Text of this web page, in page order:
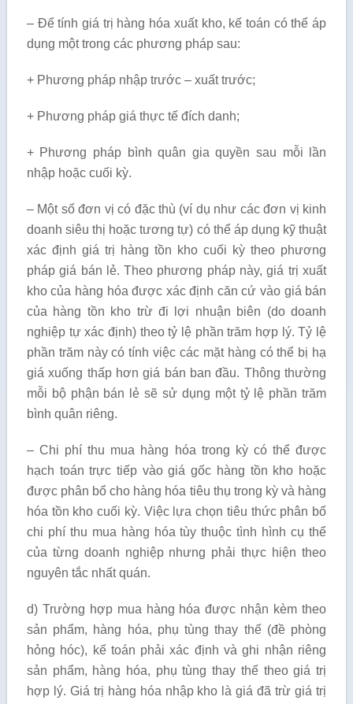
– Để tính giá trị hàng hóa xuất kho, kế toán có thể áp
dụng một trong các phương pháp sau:
+ Phương pháp nhập trước – xuất trước;
+ Phương pháp giá thực tế đích danh;
+ Phương pháp bình quân gia quyền sau mỗi lần
nhập hoặc cuối kỳ.
– Một số đơn vị có đặc thù (ví dụ như các đơn vị kinh
doanh siêu thị hoặc tương tự) có thể áp dụng kỹ thuật
xác định giá trị hàng tồn kho cuối kỳ theo phương
pháp giá bán lẻ. Theo phương pháp này, giá trị xuất
kho của hàng hóa được xác định căn cứ vào giá bán
của hàng tồn kho trừ đi lợi nhuận biên (do doanh
nghiệp tự xác định) theo tỷ lệ phần trăm hợp lý. Tỷ lệ
phần trăm này có tính việc các mặt hàng có thể bị hạ
giá xuống thấp hơn giá bán ban đầu. Thông thường
mỗi bộ phận bán lẻ sẽ sử dụng một tỷ lệ phần trăm
bình quân riêng.
– Chi phí thu mua hàng hóa trong kỳ có thể được
hạch toán trực tiếp vào giá gốc hàng tồn kho hoặc
được phân bổ cho hàng hóa tiêu thụ trong kỳ và hàng
hóa tồn kho cuối kỳ. Việc lựa chọn tiêu thức phân bổ
chi phí thu mua hàng hóa tùy thuộc tình hình cụ thể
của từng doanh nghiệp nhưng phải thực hiện theo
nguyên tắc nhất quán.
d) Trường hợp mua hàng hóa được nhận kèm theo
sản phẩm, hàng hóa, phụ tùng thay thế (đề phòng
hỏng hóc), kế toán phải xác định và ghi nhận riêng
sản phẩm, hàng hóa, phụ tùng thay thế theo giá trị
hợp lý. Giá trị hàng hóa nhập kho là giá đã trừ giá trị